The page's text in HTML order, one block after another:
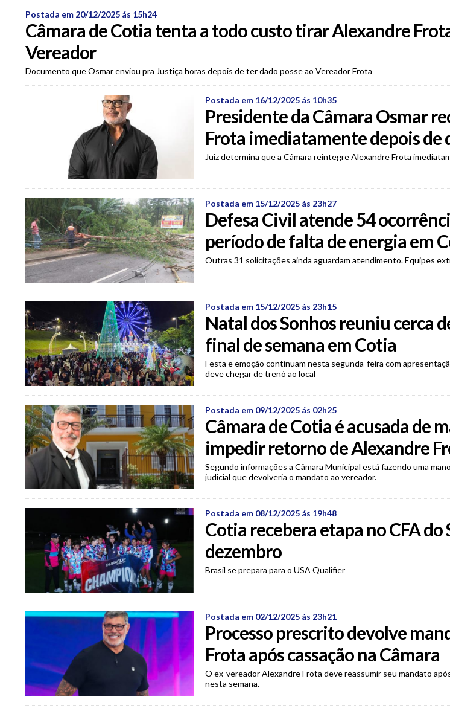
Postada em 20/12/2025 ás 15h24
Câmara de Cotia tenta a todo custo tirar Alexandre
Vereador
Documento que Osmar enviou pra Justiça horas depois de ter dado posse ao Vereador Frota
Postada em 16/12/2025 ás 10h35
Presidente da Câmara Osmar
Frota imediatamente depois de
Juiz determina que a Câmara reintegre Alexandre Frota
Postada em 15/12/2025 ás 23h27
Defesa Civil atende 54
período de falta de energia em
Outras 31 solicitações ainda aguardam atendimento. Equipes
Postada em 15/12/2025 ás 23h15
Natal dos Sonhos reuniu cerca
final de semana em Cotia
Festa e emoção continuam nesta segunda-feira com
deve chegar de trenó ao local
Postada em 09/12/2025 ás 02h25
Câmara de Cotia é acusada de
impedir retorno de Alexandre
Segundo informações a Câmara Municipal está fazendo uma
judicial que devolveria o mandato ao vereador.
Postada em 08/12/2025 ás 19h48
Cotia recebera etapa no CFA do
dezembro
Brasil se prepara para o USA Qualifier
Postada em 02/12/2025 ás 23h21
Processo prescrito devolve
Frota após cassação na Câmara
O ex-vereador Alexandre Frota deve reassumir seu mandato
nesta semana.